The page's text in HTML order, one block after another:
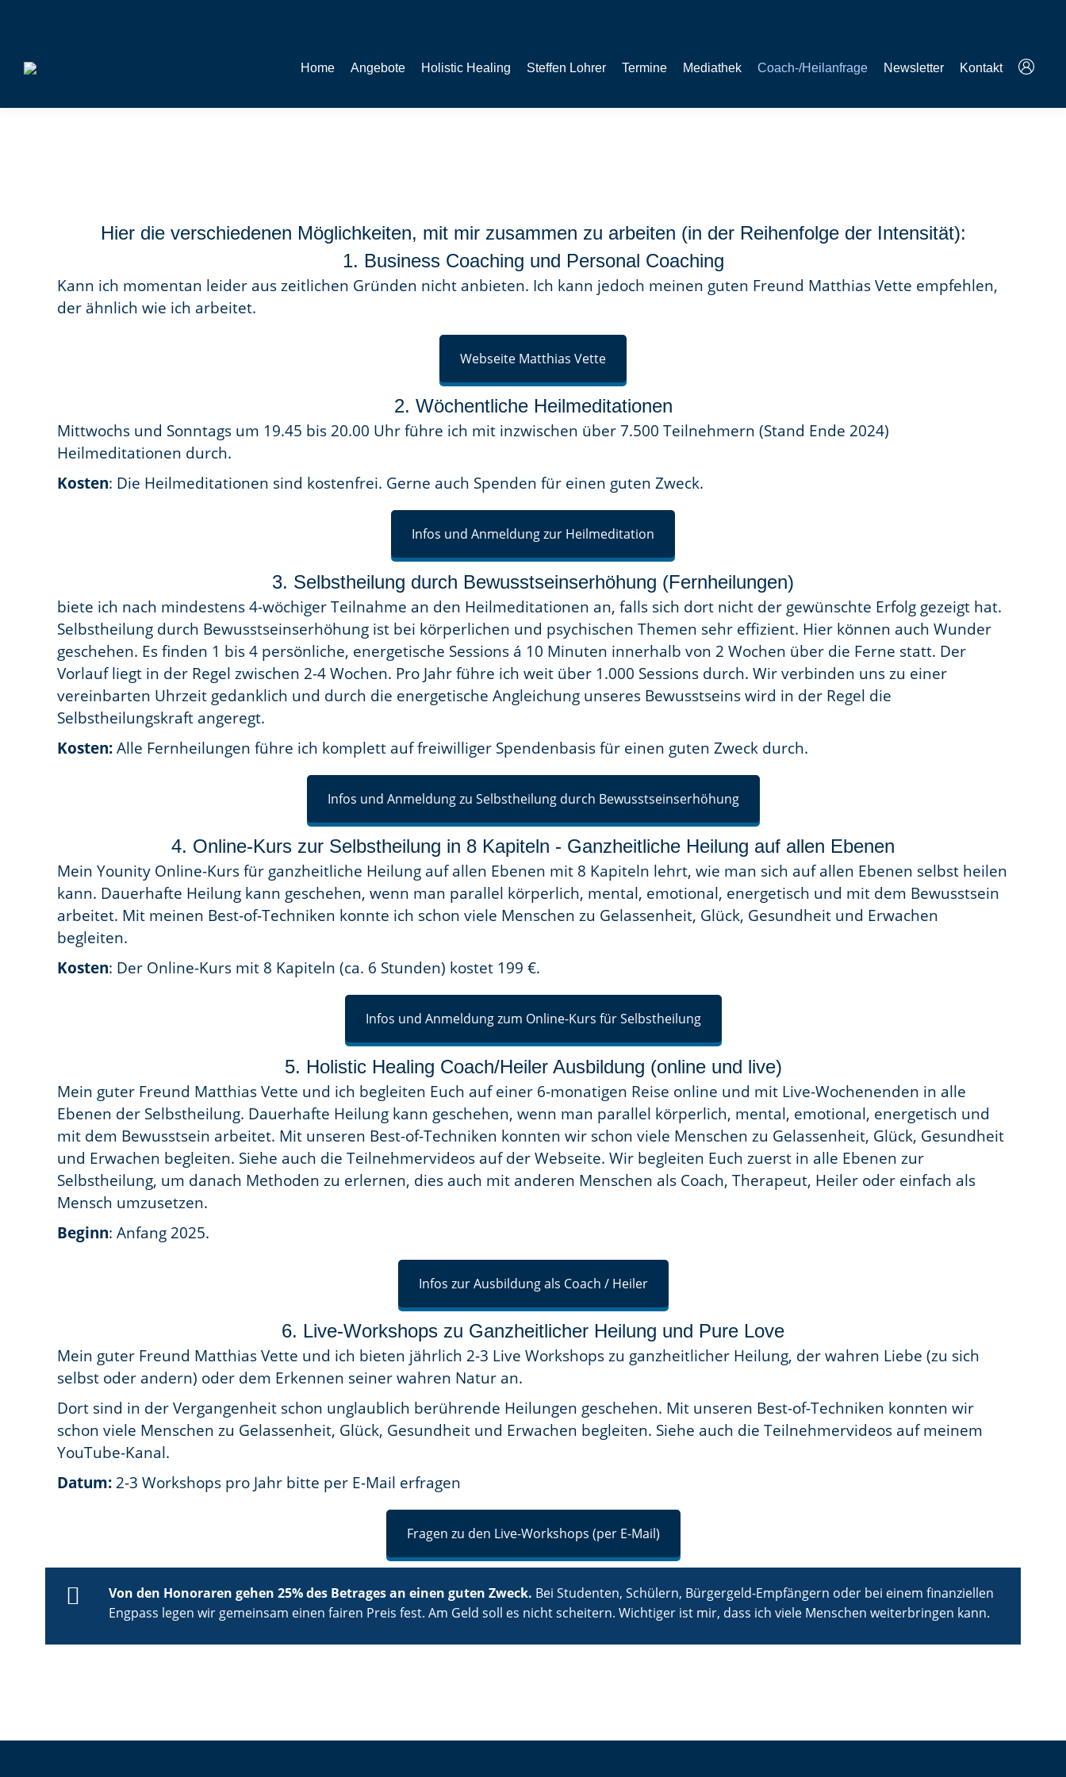
Home Angebote Holistic Healing Steffen Lohrer Termine Mediathek Coach-/Heilanfrage Newsletter Kontakt
Hier die verschiedenen Möglichkeiten, mit mir zusammen zu arbeiten (in der Reihenfolge der Intensität):
1. Business Coaching und Personal Coaching
Kann ich momentan leider aus zeitlichen Gründen nicht anbieten. Ich kann jedoch meinen guten Freund Matthias Vette empfehlen,
der ähnlich wie ich arbeitet.
Webseite Matthias Vette
2. Wöchentliche Heilmeditationen
Mittwochs und Sonntags um 19.45 bis 20.00 Uhr führe ich mit inzwischen über 7.500 Teilnehmern (Stand Ende 2024)
Heilmeditationen durch.
Kosten: Die Heilmeditationen sind kostenfrei. Gerne auch Spenden für einen guten Zweck.
Infos und Anmeldung zur Heilmeditation
3. Selbstheilung durch Bewusstseinserhöhung (Fernheilungen)
biete ich nach mindestens 4-wöchiger Teilnahme an den Heilmeditationen an, falls sich dort nicht der gewünschte Erfolg gezeigt hat.
Selbstheilung durch Bewusstseinserhöhung ist bei körperlichen und psychischen Themen sehr effizient. Hier können auch Wunder
geschehen. Es finden 1 bis 4 persönliche, energetische Sessions á 10 Minuten innerhalb von 2 Wochen über die Ferne statt. Der
Vorlauf liegt in der Regel zwischen 2-4 Wochen. Pro Jahr führe ich weit über 1.000 Sessions durch. Wir verbinden uns zu einer
vereinbarten Uhrzeit gedanklich und durch die energetische Angleichung unseres Bewusstseins wird in der Regel die
Selbstheilungskraft angeregt.
Kosten:Alle Fernheilungen führe ich komplett auf freiwilliger Spendenbasis für einen guten Zweck durch.
Infos und Anmeldung zu Selbstheilung durch Bewusstseinserhöhung
4. Online-Kurs zur Selbstheilung in 8 Kapiteln - Ganzheitliche Heilung auf allen Ebenen
Mein Younity Online-Kurs für ganzheitliche Heilung auf allen Ebenen mit 8 Kapiteln lehrt, wie man sich auf allen Ebenen selbst heilen
kann. Dauerhafte Heilung kann geschehen, wenn man parallel körperlich, mental, emotional, energetisch und mit dem Bewusstsein
arbeitet. Mit meinen Best-of-Techniken konnte ich schon viele Menschen zu Gelassenheit, Glück, Gesundheit und Erwachen
begleiten.
Kosten: Der Online-Kurs mit 8 Kapiteln (ca. 6 Stunden) kostet 199 €.
Infos und Anmeldung zum Online-Kurs für Selbstheilung
5. Holistic Healing Coach/Heiler Ausbildung (online und live)
Mein guter Freund Matthias Vette und ich begleiten Euch auf einer 6-monatigen Reise online und mit Live-Wochenenden in alle
Ebenen der Selbstheilung. Dauerhafte Heilung kann geschehen, wenn man parallel körperlich, mental, emotional, energetisch und
mit dem Bewusstsein arbeitet. Mit unseren Best-of-Techniken konnten wir schon viele Menschen zu Gelassenheit, Glück, Gesundheit
und Erwachen begleiten. Siehe auch die Teilnehmervideos auf der Webseite. Wir begleiten Euch zuerst in alle Ebenen zur
Selbstheilung, um danach Methoden zu erlernen, dies auch mit anderen Menschen als Coach, Therapeut, Heiler oder einfach als
Mensch umzusetzen.
Beginn: Anfang 2025.
Infos zur Ausbildung als Coach / Heiler
6. Live-Workshops zu Ganzheitlicher Heilung und Pure Love
Mein guter Freund Matthias Vette und ich bieten jährlich 2-3 Live Workshops zu ganzheitlicher Heilung, der wahren Liebe (zu sich
selbst oder andern) oder dem Erkennen seiner wahren Natur an.
Dort sind in der Vergangenheit schon unglaublich berührende Heilungen geschehen. Mit unseren Best-of-Techniken konnten wir
schon viele Menschen zu Gelassenheit, Glück, Gesundheit und Erwachen begleiten. Siehe auch die Teilnehmervideos auf meinem
YouTube-Kanal.
Datum: 2-3 Workshops pro Jahr bitte per E-Mail erfragen
Fragen zu den Live-Workshops (per E-Mail)
Von den Honoraren gehen 25% des Betrages an einen guten Zweck. Bei Studenten, Schülern, Bürgergeld-Empfängern oder bei einem finanziellen
Engpass legen wir gemeinsam einen fairen Preis fest. Am Geld soll es nicht scheitern. Wichtiger ist mir, dass ich viele Menschen weiterbringen kann.